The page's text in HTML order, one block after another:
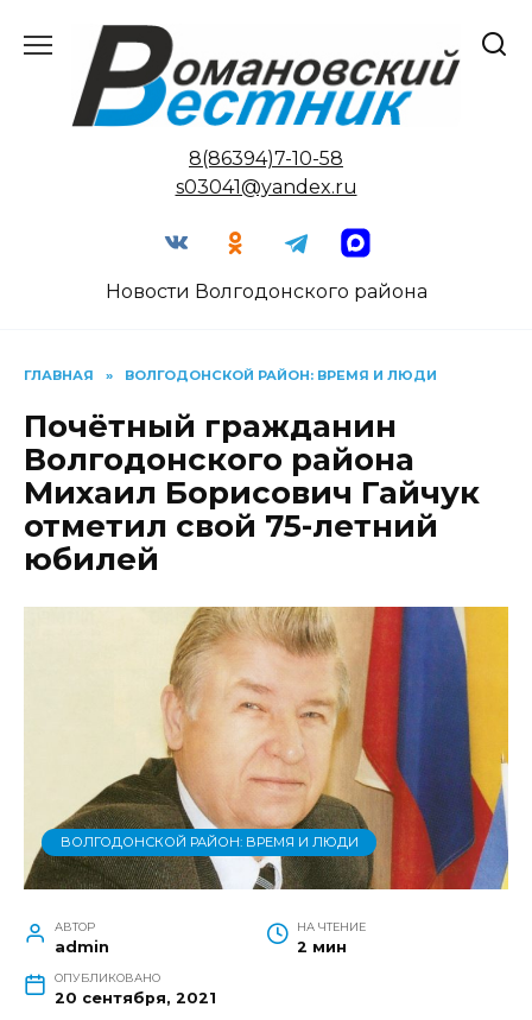
содержанию
8(86394)7-10-58
s03041@yandex.ru
Новости Волгодонского района
ГЛАВНАЯ » ВОЛГОДОНСКОЙ РАЙОН: ВРЕМЯ И ЛЮДИ
Почётный гражданин
Волгодонского района
Михаил Борисович Гайчук
отметил свой 75-летний
юбилей
ВОЛГОДОНСКОЙ РАЙОН: ВРЕМЯ И ЛЮДИ
АВТОР
admin
НА ЧТЕНИЕ
2 мин
ОПУБЛИКОВАНО
20 сентября, 2021